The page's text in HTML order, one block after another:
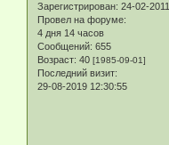
Зарегистрирован: 24-02-2011
Провел на форуме:
4 дня 14 часов
Сообщений: 655
Возраст: 40 [1985-09-01]
Последний визит:
29-08-2019 12:30:55